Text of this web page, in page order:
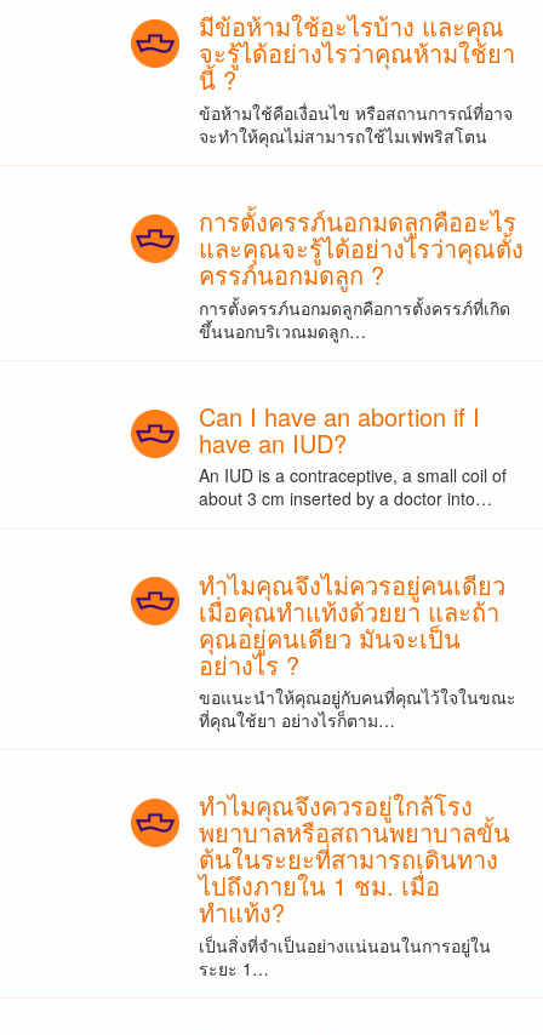
มีข้อห้ามใช้อะไรบ้าง และคุณ
จะรู้ได้อย่างไรว่าคุณห้ามใช้ยา
นี้ ?
ข้อห้ามใช้คือเงื่อนไข หรือสถานการณ์ที่อาจ
จะทำให้คุณไม่สามารถใช้ไมเฟพริสโตน
การตั้งครรภ์นอกมดลูกคืออะไร
และคุณจะรู้ได้อย่างไรว่าคุณตั้ง
ครรภ์นอกมดลูก ?
การตั้งครรภ์นอกมดลูกคือการตั้งครรภ์ที่เกิด
ขึ้นนอกบริเวณมดลูก…
Can I have an abortion if I
have an IUD?
An IUD is a contraceptive, a small coil of
about 3 cm inserted by a doctor into…
ทำไมคุณจึงไม่ควรอยู่คนเดียว
เมื่อคุณทำแท้งด้วยยา และถ้า
คุณอยู่คนเดียว มันจะเป็น
อย่างไร ?
ขอแนะนำให้คุณอยู่กับคนที่คุณไว้ใจในขณะ
ที่คุณใช้ยา อย่างไรก็ตาม…
ทำไมคุณจึงควรอยู่ใกล้โรง
พยาบาลหรือสถานพยาบาลขั้น
ต้นในระยะที่สามารถเดินทาง
ไปถึงภายใน 1 ชม. เมื่อ
ทำแท้ง?
เป็นสิ่งที่จำเป็นอย่างแน่นอนในการอยู่ใน
ระยะ 1…